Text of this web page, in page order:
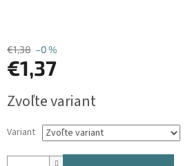
€1,38 –0 %
€1,37
cena:
Zvoľte variant
Variant